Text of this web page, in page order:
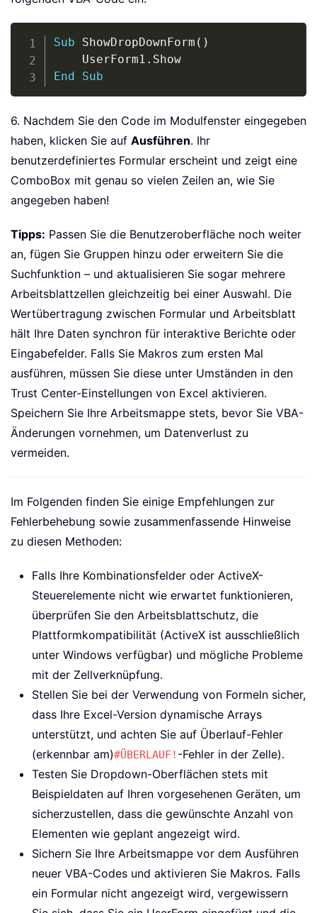
Sub ShowDropDownForm ( )
    UserForm1
.
Show
End
Sub
6. Nachdem Sie den Code im Modulfenster eingegeben
haben, klicken Sie auf Ausführen. Ihr
benutzerdefiniertes Formular erscheint und zeigt eine
ComboBox mit genau so vielen Zeilen an, wie Sie
angegeben haben!
Tipps: Passen Sie die Benutzeroberfläche noch weiter
an, fügen Sie Gruppen hinzu oder erweitern Sie die
Suchfunktion – und aktualisieren Sie sogar mehrere
Arbeitsblattzellen gleichzeitig bei einer Auswahl. Die
Wertübertragung zwischen Formular und Arbeitsblatt
hält Ihre Daten synchron für interaktive Berichte oder
Eingabefelder. Falls Sie Makros zum ersten Mal
ausführen, müssen Sie diese unter Umständen in den
Trust Center-Einstellungen von Excel aktivieren.
Speichern Sie Ihre Arbeitsmappe stets, bevor Sie VBA-
Änderungen vornehmen, um Datenverlust zu
vermeiden.
Im Folgenden finden Sie einige Empfehlungen zur
Fehlerbehebung sowie zusammenfassende Hinweise
zu diesen Methoden:
Falls Ihre Kombinationsfelder oder ActiveX-
Steuerelemente nicht wie erwartet funktionieren,
überprüfen Sie den Arbeitsblattschutz, die
Plattformkompatibilität (ActiveX ist ausschließlich
unter Windows verfügbar) und mögliche Probleme
mit der Zellverknüpfung.
Stellen Sie bei der Verwendung von Formeln sicher,
dass Ihre Excel-Version dynamische Arrays
unterstützt, und achten Sie auf Überlauf-Fehler
(erkennbar am)#ÜBERLAUF! -Fehler in der Zelle).
Testen Sie Dropdown-Oberflächen stets mit
Beispieldaten auf Ihren vorgesehenen Geräten, um
sicherzustellen, dass die gewünschte Anzahl von
Elementen wie geplant angezeigt wird.
Sichern Sie Ihre Arbeitsmappe vor dem Ausführen
neuer VBA-Codes und aktivieren Sie Makros. Falls
ein Formular nicht angezeigt wird, vergewissern